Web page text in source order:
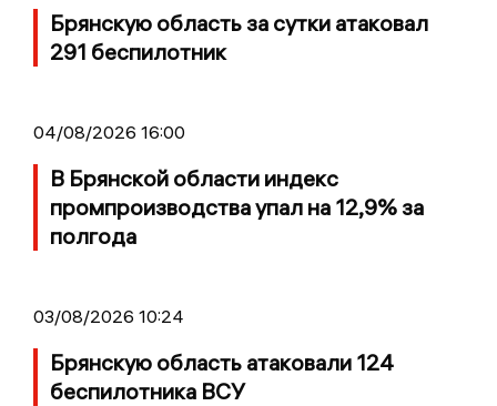
Брянскую область за сутки атаковал
291 беспилотник
04/08/2026 16:00
В Брянской области индекс
промпроизводства упал на 12,9% за
полгода
03/08/2026 10:24
Брянскую область атаковали 124
беспилотника ВСУ